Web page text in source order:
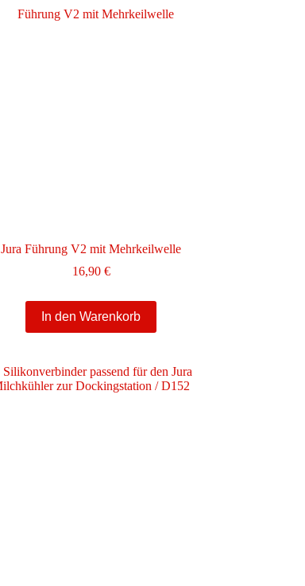
Jura Führung V2 mit Mehrkeilwelle
16,90 €
In den Warenkorb